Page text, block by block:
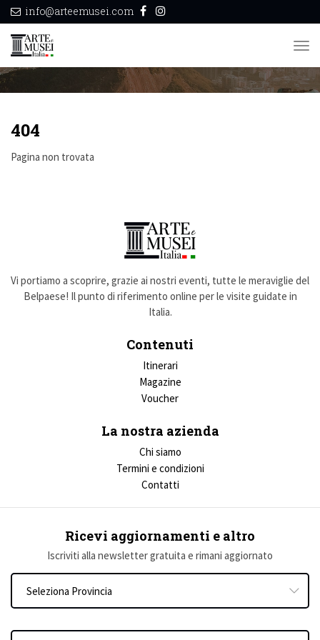
info@arteemusei.com
404
Pagina non trovata
Vi portiamo a scoprire, grazie ai nostri eventi, tutte le meraviglie del
Belpaese! Il punto di riferimento online per le visite guidate in
Italia.
Contenuti
Itinerari
Magazine
Voucher
La nostra azienda
Chi siamo
Termini e condizioni
Contatti
Ricevi aggiornamenti e altro
Iscriviti alla newsletter gratuita e rimani aggiornato